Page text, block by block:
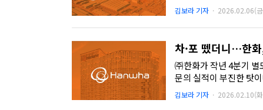
김보라 기자 · 2026.02.06(
차·포 뗐더니…한
㈜한화가 작년 4분기 별
문의 실적이 부진한 탓
결 제무제표와 비교하면
김보라 기자 · 2026.02.10(